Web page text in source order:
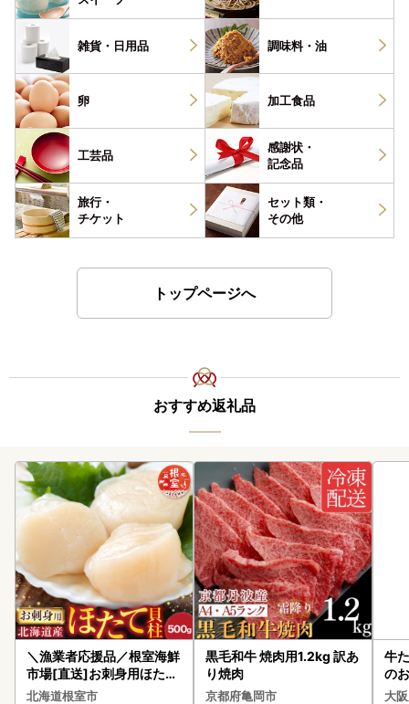
雑貨・ 日用品 調味料・ 油
卵 加工食品
工芸品
感謝状・
記念品
旅行・
チケット
セット類・
その他
トップページへ
おすすめ返礼品
＼漁業者応援品／根室海鮮
市場[直送]お刺身用ほたて
貝柱500g A-28002
北海道根室市
黒毛和牛 焼肉用1.2kg 訳あ
り焼肉
京都府亀岡市
牛
の
大